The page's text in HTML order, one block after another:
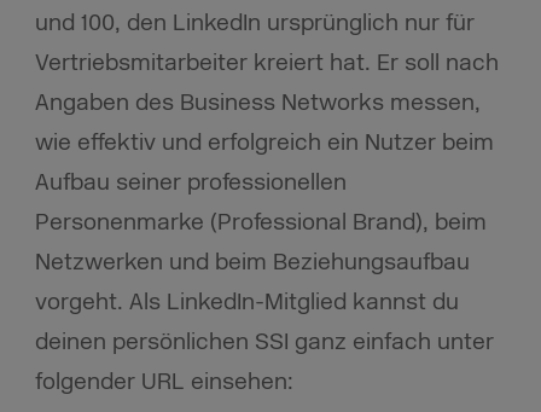
und 100, den LinkedIn ursprünglich nur für
Vertriebsmitarbeiter kreiert hat. Er soll nach
Angaben des Business Networks messen,
wie effektiv und erfolgreich ein Nutzer beim
Aufbau seiner professionellen
Personenmarke (Professional Brand), beim
Netzwerken und beim Beziehungsaufbau
vorgeht. Als LinkedIn-Mitglied kannst du
deinen persönlichen SSI ganz einfach unter
folgender URL einsehen: